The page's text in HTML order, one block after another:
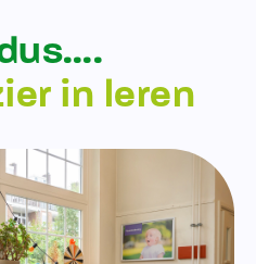
in leren